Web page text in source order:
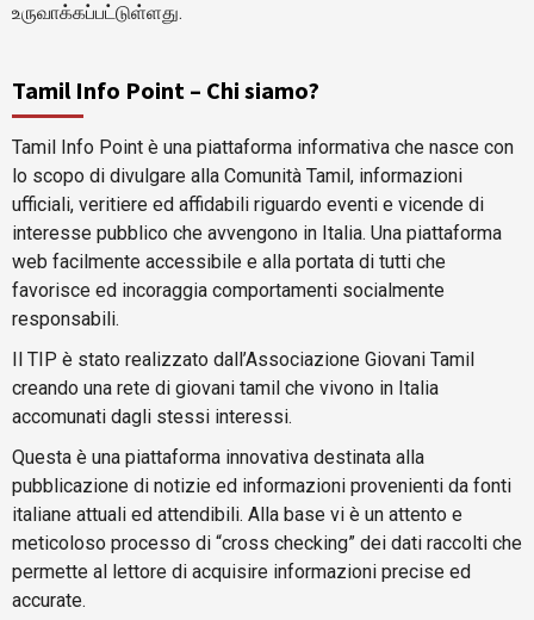
உருவாக்கப்பட்டுள்ளது.
Tamil Info Point – Chi siamo?
Tamil Info Point è una piattaforma informativa che nasce con
lo scopo di divulgare alla Comunità Tamil, informazioni
ufficiali, veritiere ed affidabili riguardo eventi e vicende di
interesse pubblico che avvengono in Italia. Una piattaforma
web facilmente accessibile e alla portata di tutti che
favorisce ed incoraggia comportamenti socialmente
responsabili.
Il TIP è stato realizzato dall’Associazione Giovani Tamil
creando una rete di giovani tamil che vivono in Italia
accomunati dagli stessi interessi.
Questa è una piattaforma innovativa destinata alla
pubblicazione di notizie ed informazioni provenienti da fonti
italiane attuali ed attendibili. Alla base vi è un attento e
meticoloso processo di “cross checking” dei dati raccolti che
permette al lettore di acquisire informazioni precise ed
accurate.